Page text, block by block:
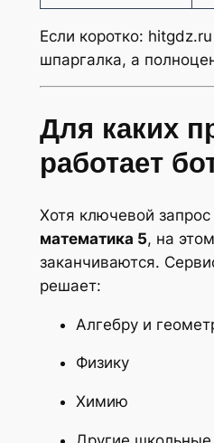
Если коротко:
шпаргалка, а
Для каких
работает
Хотя ключевой
математика 5, на
заканчиваются.
решает:
Алгебру и
Физику
Химию